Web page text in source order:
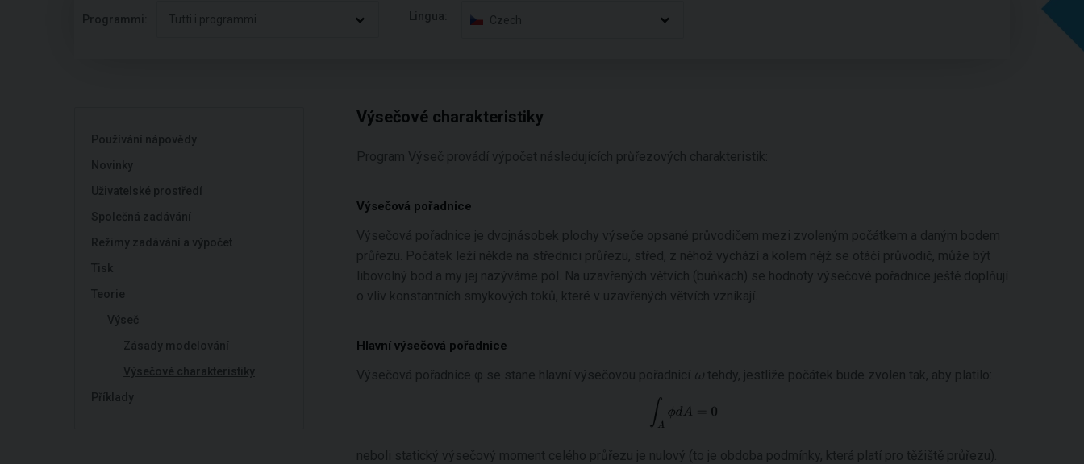
Programmi: Tutti i programmi Lingua: Czech
Používání nápovědy
Novinky
Uživatelské prostředí
Společná zadávání
Režimy zadávání a výpočet
Tisk
Teorie
Výseč
Zásady modelování
Výsečové charakteristiky
Příklady
Výsečové charakteristiky
Program Výseč provádí výpočet následujících průřezových charakteristik:
Výsečová pořadnice
Výsečová pořadnice je dvojnásobek plochy výseče opsané průvodičem mezi zvoleným počátkem a daným bodem
průřezu. Počátek leží někde na střednici průřezu, střed, z něhož vychází a kolem nějž se otáčí průvodič, může být
libovolný bod a my jej nazýváme pól. Na uzavřených větvích (buňkách) se hodnoty výsečové pořadnice ještě doplňují
o vliv konstantních smykových toků, které v uzavřených větvích vznikají.
Hlavní výsečová pořadnice
Výsečová pořadnice φ se stane hlavní výsečovou pořadnicí ω tehdy, jestliže počátek bude zvolen tak, aby platilo:
neboli statický výsečový moment celého průřezu je nulový (to je obdoba podmínky, která platí pro těžiště průřezu).